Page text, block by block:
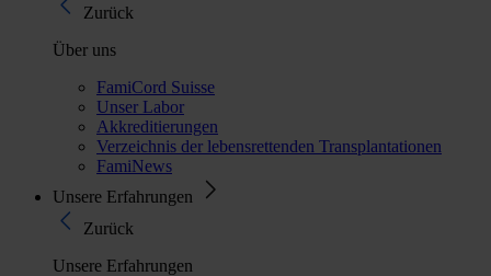
Zurück
Über uns
FamiCord Suisse
Unser Labor
Akkreditierungen
Verzeichnis der lebensrettenden Transplantationen
FamiNews
Unsere Erfahrungen
Zurück
Unsere Erfahrungen